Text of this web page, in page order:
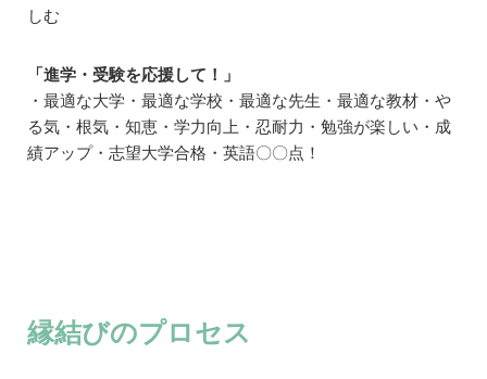
しむ
「進学・受験を応援して！」
・最適な大学・最適な学校・最適な先生・最適な教材・や
る気・根気・知恵・学力向上・忍耐力・勉強が楽しい・成
績アップ・志望大学合格・英語〇〇点！
縁結びのプロセス